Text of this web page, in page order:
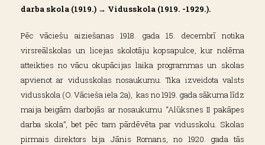
darba skola (1919.) → Vidusskola (1919. -1929.).
Pēc vāciešu aiziešanas 1918. gada 15. decembrī notika
virsreālskolas un licejas skolotāju kopsapulce, kur nolēma
atteikties no vācu okupācijas laika programmas un skolas
apvienot ar vidusskolas nosaukumu. Tika izveidota valsts
vidusskola (O. Vācieša iela 2a), kas no 1919. gada sākuma līdz
maija beigām darbojās ar nosaukumu “Alūksnes II pakāpes
darba skola”, bet pēc tam pārdēvēta par vidusskolu. Skolas
pirmais direktors bija Jānis Romans, no 1920. gada tās